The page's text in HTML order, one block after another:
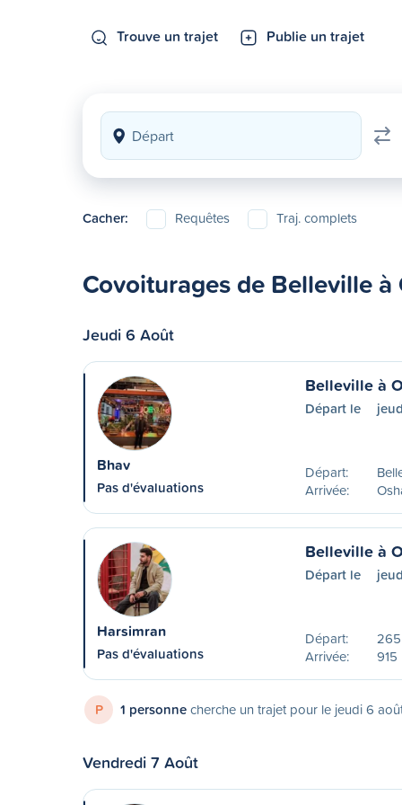
Trouve un trajet Publie un trajet
Cacher: Requêtes Traj. complets
Covoiturages de Belleville à
Jeudi 6 Août
Bhav
Pas d'évaluations
Belleville à
Départ le
Départ:
Arrivée:
Harsimran
Pas d'évaluations
Belleville à
Départ le
Départ:
Arrivée:
915
P 1 personnecherche un trajet pour le jeudi 6
Vendredi 7 Août